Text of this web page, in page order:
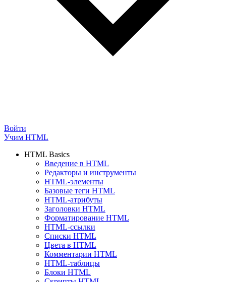
Войти
Учим HTML
HTML Basics
Введение в HTML
Редакторы и инструменты
HTML-элементы
Базовые теги HTML
HTML-атрибуты
Заголовки HTML
Форматирование HTML
HTML-ссылки
Списки HTML
Цвета в HTML
Комментарии HTML
HTML-таблицы
Блоки HTML